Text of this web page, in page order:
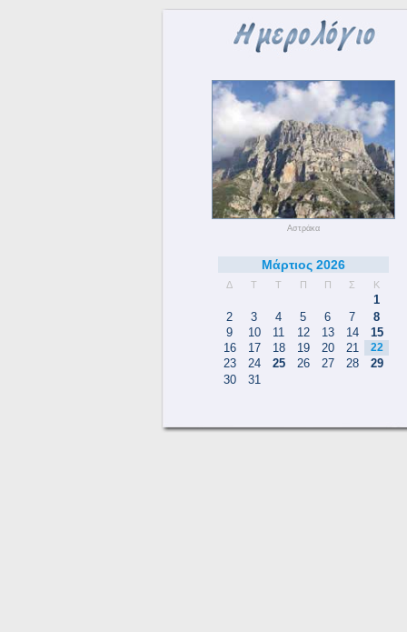
Αστράκα
Μάρτιος 2026
Δ Τ Τ Π Π Σ Κ
1
2
3 4 5 6 7
8
9
10 11 12 13 14
15
16
17 18 19 20 21 22
23 24 25 26 27 28
29
30
31